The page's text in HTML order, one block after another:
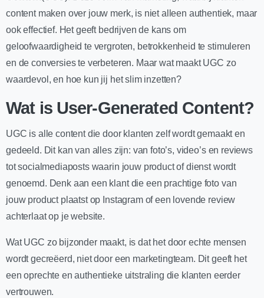
content maken over jouw merk, is niet alleen authentiek, maar
ook effectief. Het geeft bedrijven de kans om
geloofwaardigheid te vergroten, betrokkenheid te stimuleren
en de conversies te verbeteren. Maar wat maakt UGC zo
waardevol, en hoe kun jij het slim inzetten?
Wat is User-Generated Content?
UGC is alle content die door klanten zelf wordt gemaakt en
gedeeld. Dit kan van alles zijn: van foto’s, video’s en reviews
tot socialmediaposts waarin jouw product of dienst wordt
genoemd. Denk aan een klant die een prachtige foto van
jouw product plaatst op Instagram of een lovende review
achterlaat op je website.
Wat UGC zo bijzonder maakt, is dat het door echte mensen
wordt gecreëerd, niet door een marketingteam. Dit geeft het
een oprechte en authentieke uitstraling die klanten eerder
vertrouwen.